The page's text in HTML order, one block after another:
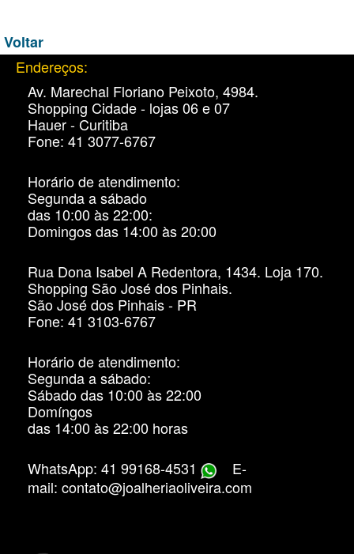
Voltar
Endereços:
Av. Marechal Floriano Peixoto, 4984.
Shopping Cidade - lojas 06 e 07
Hauer - Curitiba
Fone: 41 3077-6767
Horário de atendimento:
Segunda a sábado
das 10:00 às 22:00:
Domingos das 14:00 às 20:00
Rua Dona Isabel A Redentora, 1434. Loja 170.
Shopping São José dos Pinhais.
São José dos Pinhais - PR
Fone: 41 3103-6767
Horário de atendimento:
Segunda a sábado:
Sábado das 10:00 às 22:00
Domíngos
das 14:00 às 22:00 horas
WhatsApp: 41 99168-4531
E-
mail: contato@joalheriaoliveira.com